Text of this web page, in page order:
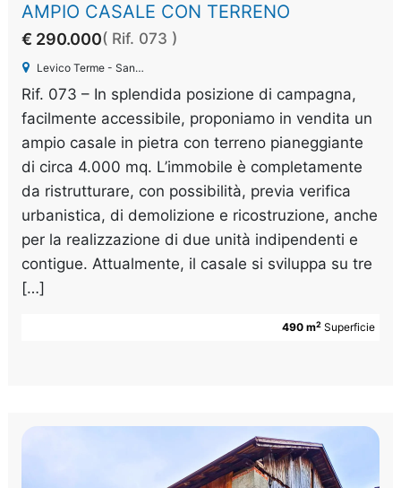
AMPIO CASALE CON TERRENO
€ 290.000( Rif. 073 )
Levico Terme - Santa Giuliana
Rif. 073 – In splendida posizione di campagna,
facilmente accessibile, proponiamo in vendita un
ampio casale in pietra con terreno pianeggiante
di circa 4.000 mq. L’immobile è completamente
da ristrutturare, con possibilità, previa verifica
urbanistica, di demolizione e ricostruzione, anche
per la realizzazione di due unità indipendenti e
contigue. Attualmente, il casale si sviluppa su tre
[…]
490 m2 Superficie